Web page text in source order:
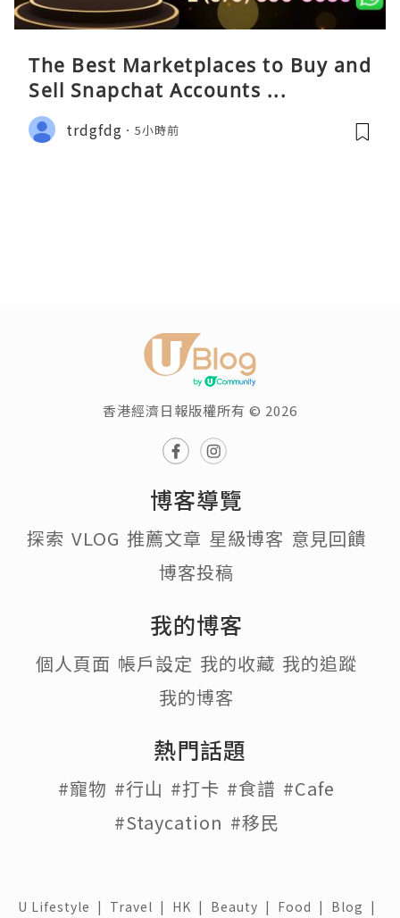
The Best Marketplaces to Buy and
Sell Snapchat Accounts ...
trdgfdg 5小時前
香港經濟日報版權所有 © 2026
博客導覽
探索 VLOG 推薦文章 星級博客 意見回饋
博客投稿
我的博客
個人頁面 帳戶設定 我的收藏 我的追蹤
我的博客
熱門話題
#寵物 #行山 #打卡 #食譜 #Cafe
#Staycation #移民
U Lifestyle | Travel | HK | Beauty | Food | Blog |